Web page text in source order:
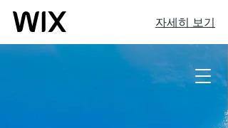
자세히 보기